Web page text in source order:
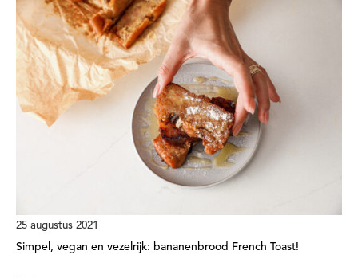
25 augustus 2021
Simpel, vegan en vezelrijk: bananenbrood French Toast!